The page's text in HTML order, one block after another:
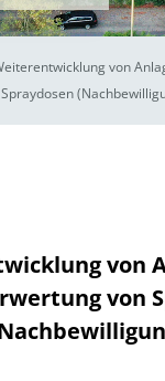
von
von
von